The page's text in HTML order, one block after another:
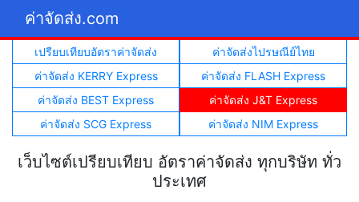
ค่าจัดส่ง.com
เปรียบเทียบอัตราค่าจัดส่ง
ค่าจัดส่งไปรษณีย์ไทย
ค่าจัดส่ง KERRY Express
ค่าจัดส่ง FLASH Express
ค่าจัดส่ง BEST Express
ค่าจัดส่ง J&T Express
ค่าจัดส่ง SCG Express
ค่าจัดส่ง NIM Express
เว็บไซต์เปรียบเทียบ อัตราค่าจัดส่ง ทุกบริษัท ทั่ว
ประเทศ